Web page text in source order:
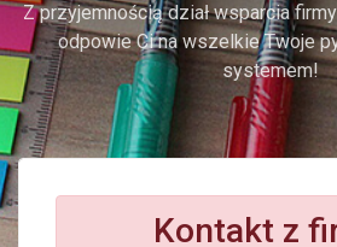
Z przyjemnością dział wsparcia
odpowie Ci na wszelkie Twoje
systemem!
Kontakt z